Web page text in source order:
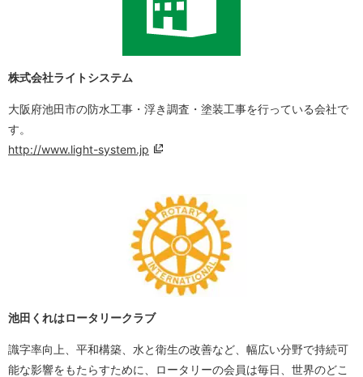
株式会社ライトシステム
大阪府池田市の防水工事・浮き調査・塗装工事を行っている会社で
す。
http://www.light-system.jp
池田くれはロータリークラブ
識字率向上、平和構築、水と衛生の改善など、幅広い分野で持続可
能な影響をもたらすために、ロータリーの会員は毎日、世界のどこ